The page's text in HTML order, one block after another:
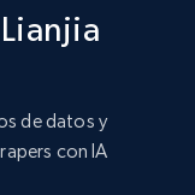
de datos y
con IA